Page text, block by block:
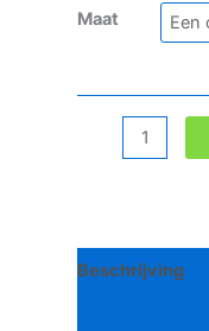
Maat
Sander
Beschrijving